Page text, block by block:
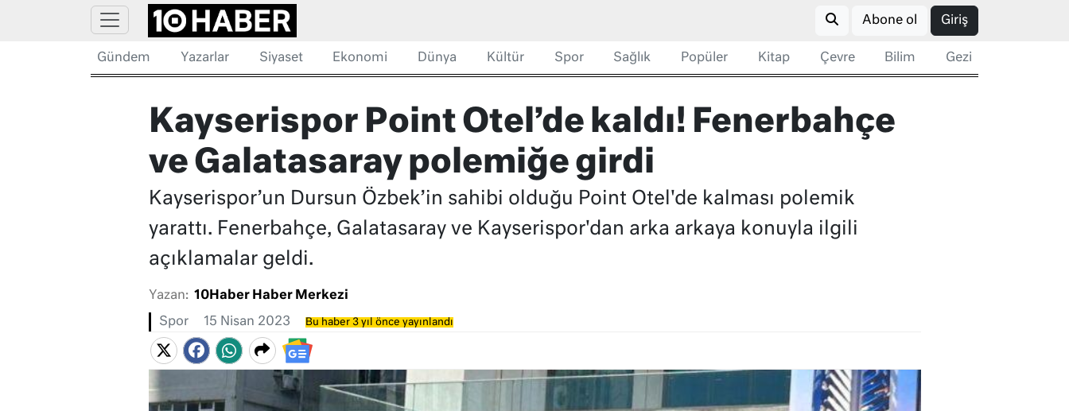
Abone ol Giriş
Gündem Yazarlar Siyaset Ekonomi Dünya Kültür Spor Sağlık Popüler Kitap Çevre Bilim Gezi
Kayserispor Point Otel’de kaldı! Fenerbahçe
ve Galatasaray polemiğe girdi
Kayserispor’un Dursun Özbek’in sahibi olduğu Point Otel'de kalması polemik
yarattı. Fenerbahçe, Galatasaray ve Kayserispor'dan arka arkaya konuyla ilgili
açıklamalar geldi.
Yazan: 10Haber Haber Merkezi
Spor 15 Nisan 2023 Bu haber 3 yıl önce yayınlandı